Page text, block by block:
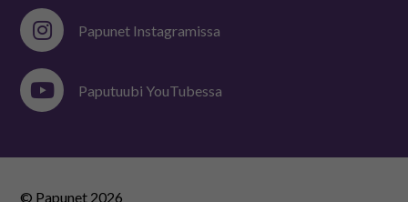
Papunet Instagramissa
Paputuubi YouTubessa
© Papunet 2026